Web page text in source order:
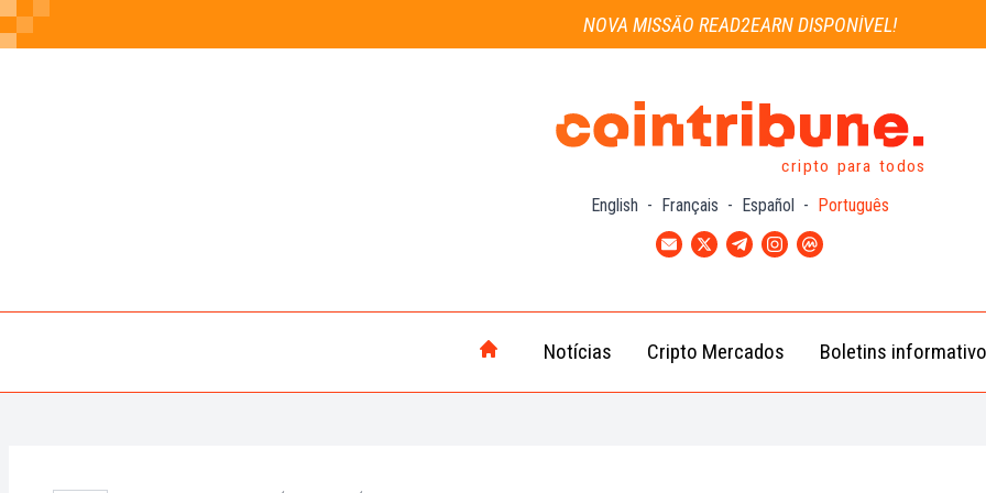
NOVA MISSÃO READ2EARN DISPONÍVEL!
cripto para todos
English - Français - Español - Português
Notícias
Notícias
Cripto
Cripto Mercados
(BTC)
Boletins